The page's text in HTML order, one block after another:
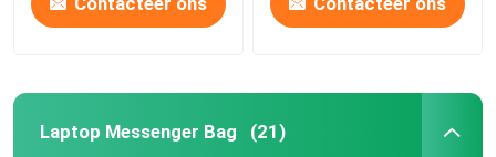
Laptop Messenger Bag (21)